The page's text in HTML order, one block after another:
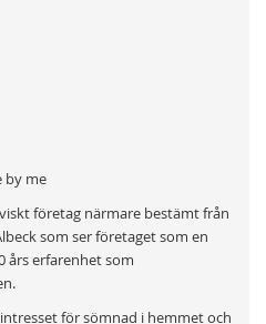
by me
företag närmare bestämt från
som ser företaget som en
års erfarenhet som
för sömnad i hemmet och